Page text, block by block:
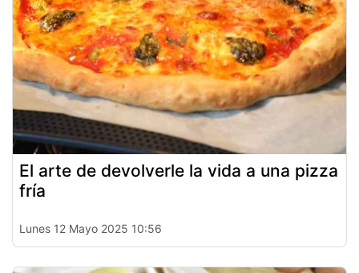
El arte de devolverle la vida a una pizza
fría
Lunes 12 Mayo 2025 10:56